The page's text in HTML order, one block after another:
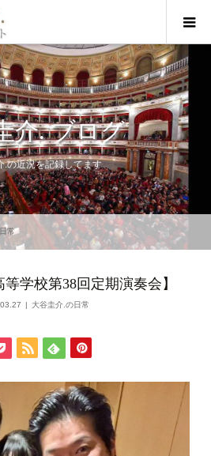
介. ブログ
.の近況を記録してます
常
等学校第38回定期演奏会】
大谷圭介.の日常